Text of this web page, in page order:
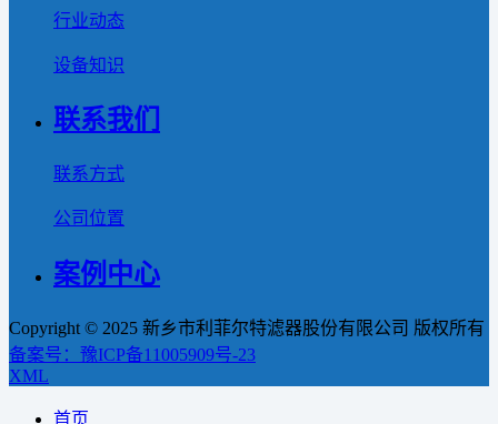
行业动态
设备知识
联系我们
联系方式
公司位置
案例中心
Copyright © 2025 新乡市利菲尔特滤器股份有限公司 版权所有
备案号：豫ICP备11005909号-23
XML
首页